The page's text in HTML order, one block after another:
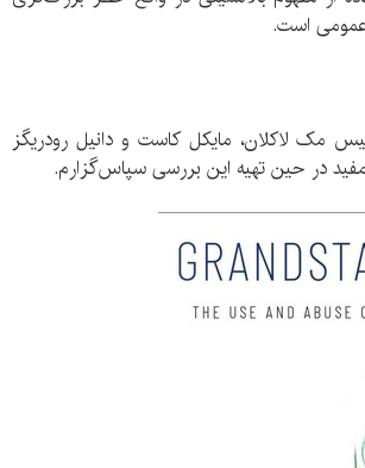
عمومی است.
مک لاکلان، مایکل کاست و دانیل رودریگز
در حین تهیه این بررسی سپاس‌گزارم.